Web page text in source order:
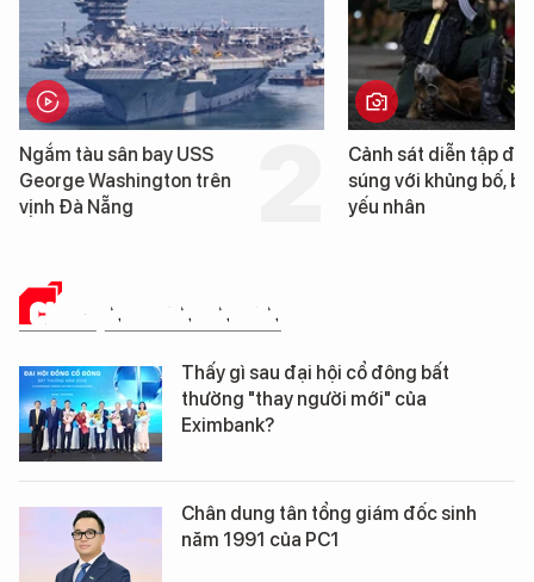
Cảnh sát diễn tập đấu
súng với khủng bố, bảo vệ
yếu nhân
Hình ảnh đầu
tàu sân bay
Washington
CHUYỆN DOANH NHÂN
Thấy gì sau đại hội cổ đông bất
thường "thay người mới" của
Eximbank?
Chân dung tân tổng giám đốc sinh
năm 1991 của PC1